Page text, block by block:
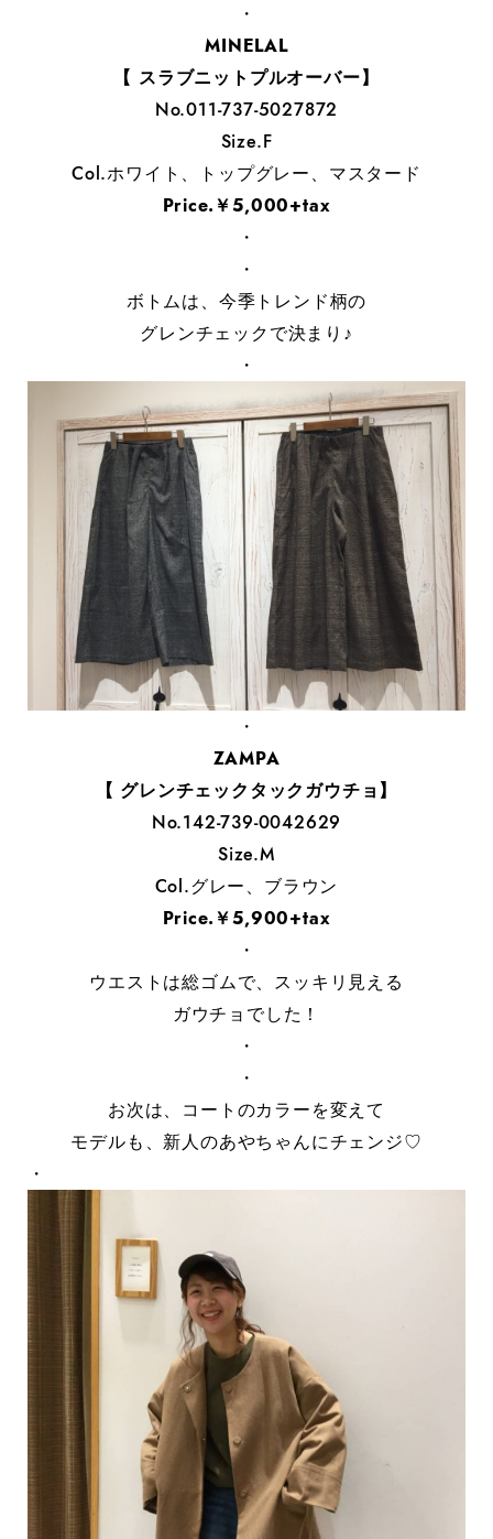
・
MINELAL
【 スラブニットプルオーバー】
No.011-737-5027872
Size.F
Col.ホワイト、トップグレー、マスタード
Price.￥5,000+tax
・
・
ボトムは、今季トレンド柄の
グレンチェックで決まり♪
・
・
ZAMPA
【 グレンチェックタックガウチョ】
No.142-739-0042629
Size.M
Col.グレー、ブラウン
Price.￥5,900+tax
・
ウエストは総ゴムで、スッキリ見える
ガウチョでした！
・
・
お次は、コートのカラーを変えて
モデルも、新人のあやちゃんにチェンジ♡
・